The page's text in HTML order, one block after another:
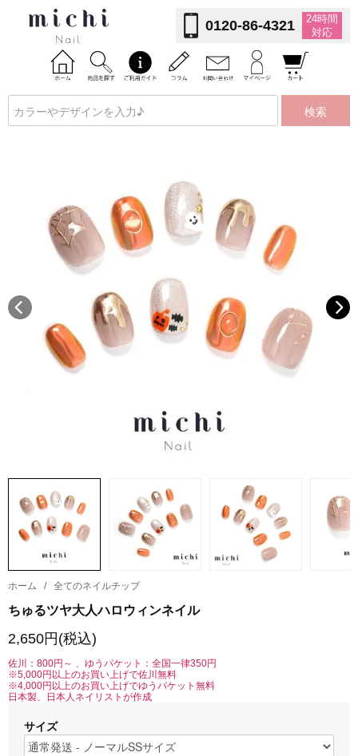
0120-86-4321
24時間
対応
検索
ホーム / 全てのネイルチップ
ちゅるツヤ大人ハロウィンネイル
2,650円(税込)
佐川：800円～ 、ゆうパケット：全国一律350円
※5,000円以上のお買い上げで佐川無料
※4,000円以上のお買い上げでゆうパケット無料
日本製、日本人ネイリストが作成
サイズ